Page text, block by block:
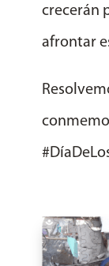
crecerán
afrontar